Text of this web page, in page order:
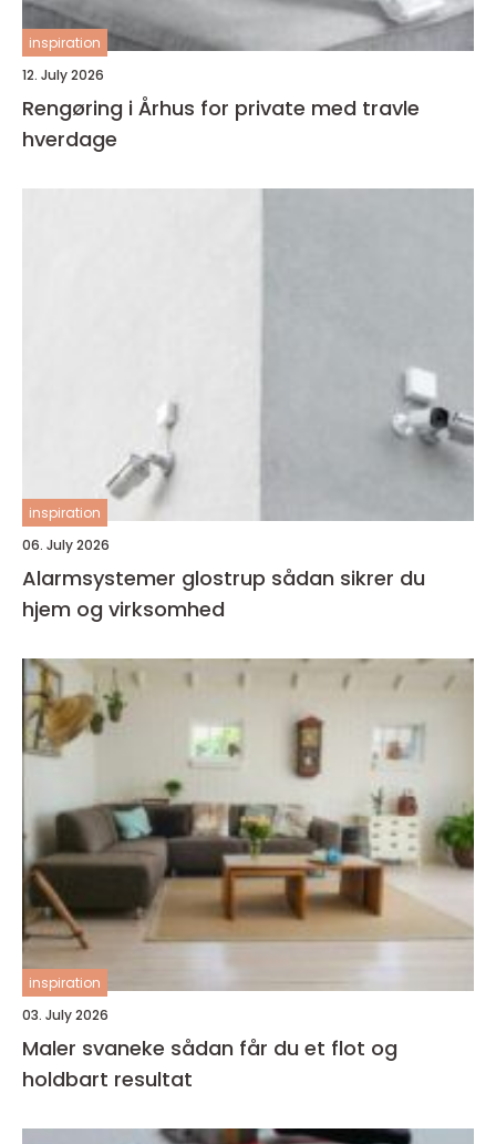
inspiration
12. July 2026
Rengøring i Århus for private med travle
hverdage
inspiration
06. July 2026
Alarmsystemer glostrup sådan sikrer du
hjem og virksomhed
inspiration
03. July 2026
Maler svaneke sådan får du et flot og
holdbart resultat